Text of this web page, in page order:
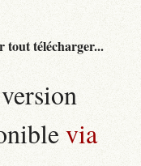
tout télécharger...
via